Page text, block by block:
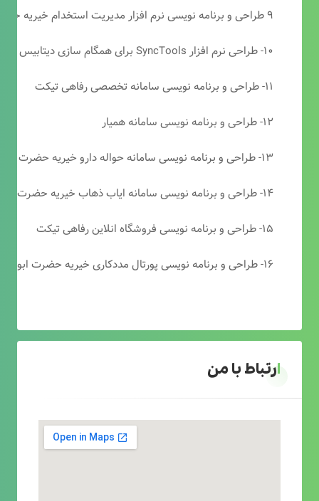
۹ طراحی و برنامه نویسی نرم افزار مدیریت استخدام خیریه حضرت ابوالفضل (ع)
۱۰- طراحی نرم افزار SyncTools برای همگام سازی دیتابیس های SQL Server
۱۱- طراحی و برنامه نویسی سامانه تخصصی رفاهی تیکت
۱۲- طراحی و برنامه نویسی سامانه همیار
۱۳- طراحی و برنامه نویسی سامانه حواله دارو خیریه حضرت ابوالفضل (ع)
۱۴- طراحی و برنامه نویسی سامانه ایاب ذهاب خیریه حضرت ابوالفضل (ع)
۱۵- طراحی و برنامه نویسی فروشگاه انلاین رفاهی تیکت
۱۶- طراحی و برنامه نویسی پورتال مددکاری خیریه حضرت ابوالفضل (ع)
ارتباط با من